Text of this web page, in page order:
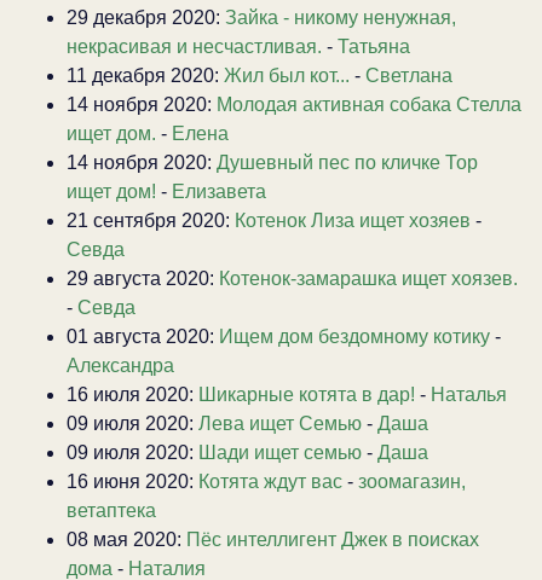
29 декабря 2020: Зайка - никому ненужная,
некрасивая и несчастливая. - Татьяна
11 декабря 2020: Жил был кот... - Светлана
14 ноября 2020: Молодая активная собака Стелла
ищет дом. - Елена
14 ноября 2020: Душевный пес по кличке Тор
ищет дом! - Елизавета
21 сентября 2020: Котенок Лиза ищет хозяев -
Севда
29 августа 2020: Котенок-замарашка ищет хоязев.
- Севда
01 августа 2020: Ищем дом бездомному котику -
Александра
16 июля 2020: Шикарные котята в дар! - Наталья
09 июля 2020: Лева ищет Семью - Даша
09 июля 2020: Шади ищет семью - Даша
16 июня 2020: Котята ждут вас - зоомагазин,
ветаптека
08 мая 2020: Пёс интеллигент Джек в поисках
дома - Наталия